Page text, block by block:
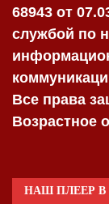
68943 от
службой по
Все права
Возрастное
НАШ ПЛЕЕР В